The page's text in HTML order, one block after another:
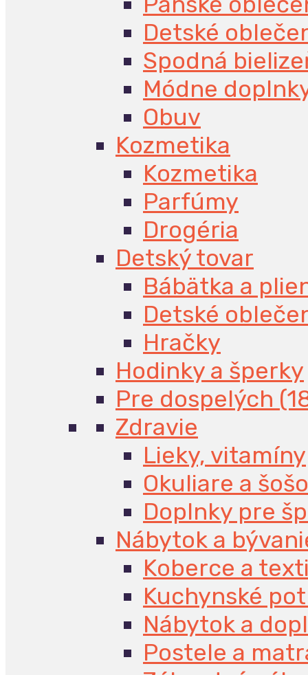
Detské
Spodná
Módne
Obuv
Kozmetika
Kozmetika
Parfúmy
Drogéria
Detský tovar
Bábätka a
Detské
Hračky
Hodinky a šperky
Pre dospelých
Zdravie
Lieky, vitamíny
Okuliare a
Doplnky pre
Nábytok a
Koberce a
Kuchynské
Nábytok a
Postele a